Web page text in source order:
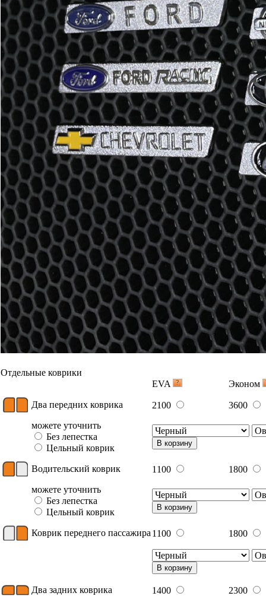
Отдельные коврики
EVA
Эконом
Два передних коврика 2100
3600
можете уточнить
Без лепестка
Цельный коврик
В корзину
Водительский коврик 1100
1800
можете уточнить
Без лепестка
Цельный коврик
В корзину
Коврик переднего пассажира 1100 1800
В корзину
Два задних коврика 1400 2300